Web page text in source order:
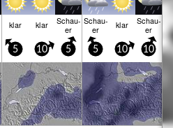
klar klar Schau­
er
Schau­
er klar Schau­
er
5 10 5 5 10 10